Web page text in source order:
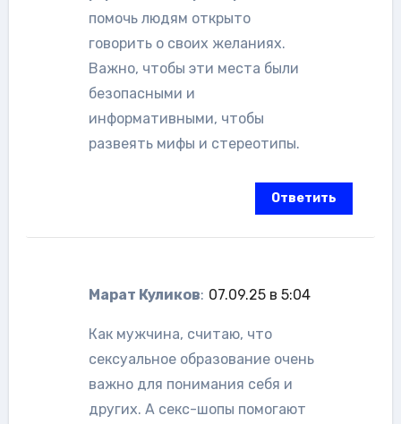
помочь людям открыто
говорить о своих желаниях.
Важно, чтобы эти места были
безопасными и
информативными, чтобы
развеять мифы и стереотипы.
Ответить
Марат Куликов: 07.09.25 в 5:04
Как мужчина, считаю, что
сексуальное образование очень
важно для понимания себя и
других. А секс-шопы помогают